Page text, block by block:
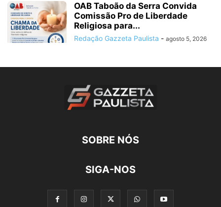
OAB Taboão da Serra Convida
Comissão Pro de Liberdade
Religiosa para...
Redação Gazzeta Paulista - agosto 5, 2026
SOBRE NÓS
SIGA-NOS